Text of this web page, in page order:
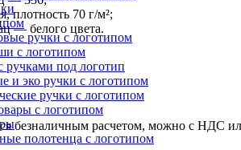
ручки с логотипом
с логотипом
ручками под логотип
и эко ручки с логотипом
ручки с логотипом
с логотипом
полотенца с логотипом
плотность 70 г/м²;
— белого цвета.
безналичным расчетом, можно с НДС